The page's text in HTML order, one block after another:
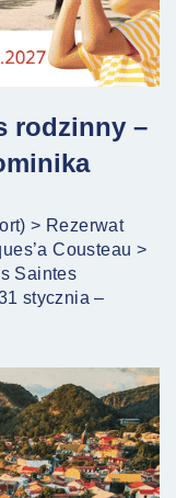
rodzinny –
> Rezerwat
Cousteau >
Saintes
stycznia –